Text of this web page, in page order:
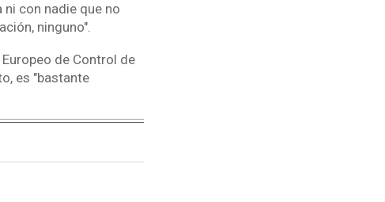
con nadie que no
ninguno".
de Control de
es "bastante